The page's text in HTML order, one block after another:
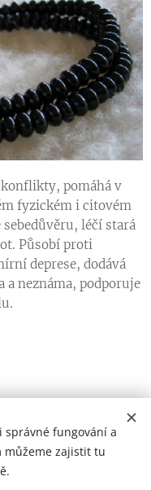
pomáhá v
fyzickém i citovém
léčí stará
Působí proti
deprese, dodává
a neznáma, podporuje
správné fungování a
můžeme zajistit tu